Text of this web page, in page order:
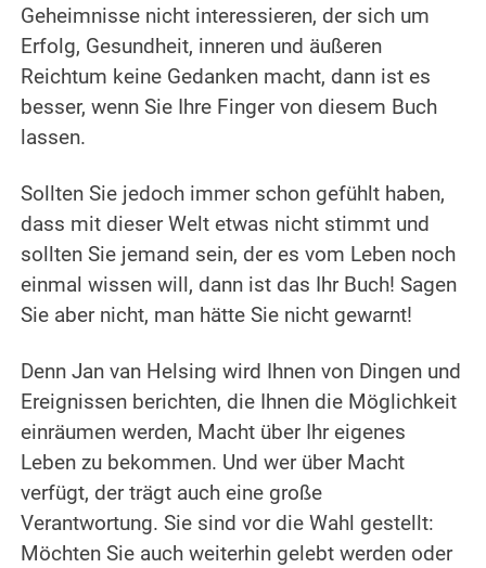
Geheimnisse nicht interessieren, der sich um
Erfolg, Gesundheit, inneren und äußeren
Reichtum keine Gedanken macht, dann ist es
besser, wenn Sie Ihre Finger von diesem Buch
lassen.
Sollten Sie jedoch immer schon gefühlt haben,
dass mit dieser Welt etwas nicht stimmt und
sollten Sie jemand sein, der es vom Leben noch
einmal wissen will, dann ist das Ihr Buch! Sagen
Sie aber nicht, man hätte Sie nicht gewarnt!
Denn Jan van Helsing wird Ihnen von Dingen und
Ereignissen berichten, die Ihnen die Möglichkeit
einräumen werden, Macht über Ihr eigenes
Leben zu bekommen. Und wer über Macht
verfügt, der trägt auch eine große
Verantwortung. Sie sind vor die Wahl gestellt:
Möchten Sie auch weiterhin gelebt werden oder